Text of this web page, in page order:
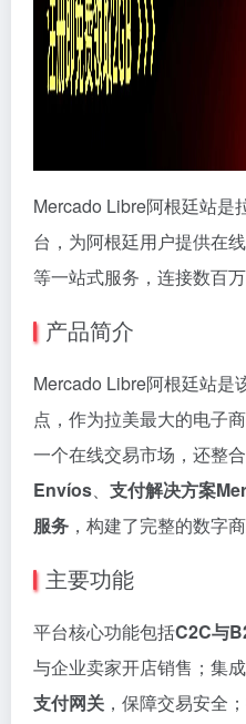
Mercado Libre阿根廷站是
台，为阿根廷用户提供在
等一站式服务，连接数百万
产品简介
Mercado Libre阿根廷站是
点，作为拉美最大的电子
一个在线交易市场，还整
Envíos、 支付解决方案
服务 ，构建了完整的数字商
主要功能
平台核心功能包括C2C与
与企业卖家开店销售；集成
支付网关 ，保障交易安全